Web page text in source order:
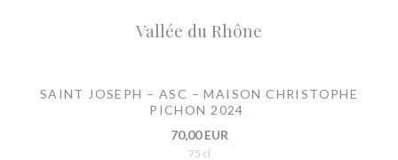
Vallée du Rhône
SAINT JOSEPH – ASC – MAISON CHRISTOPHE
PICHON 2024
70,00 EUR
75 cl